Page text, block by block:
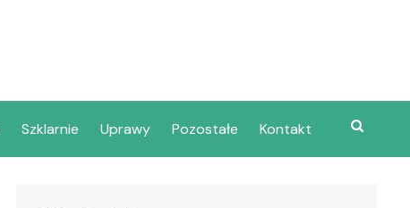
Szklarnie Uprawy Pozostałe Kontakt